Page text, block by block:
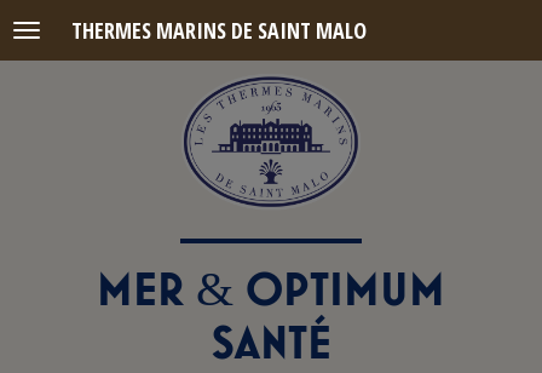
Menu THERMES MARINS DE SAINT MALO
MER & OPTIMUM
SANTÉ